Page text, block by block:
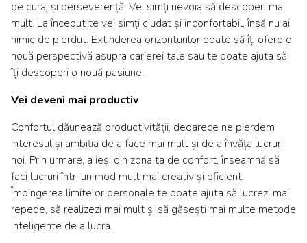
de curaj și perseverență. Vei simți nevoia să descoperi mai
mult. La început te vei simți ciudat și inconfortabil, însă nu ai
nimic de pierdut. Extinderea orizonturilor poate să îți ofere o
nouă perspectivă asupra carierei tale sau te poate ajuta să
îți descoperi o nouă pasiune.
Vei deveni mai productiv
Confortul dăunează productivității, deoarece ne pierdem
interesul și ambiția de a face mai mult și de a învăța lucruri
noi. Prin urmare, a ieși din zona ta de confort, înseamnă să
faci lucruri într-un mod mult mai creativ și eficient.
Împingerea limitelor personale te poate ajuta să lucrezi mai
repede, să realizezi mai mult și să găsești mai multe metode
inteligente de a lucra.